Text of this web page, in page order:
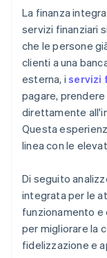
Implementa la
tua
La finanza
servizi finanziari
che le persone
clienti a una
esterna, iservizi
pagare,
direttamente
Questa
linea con le
Di seguito
integrata per le
funzionamento
per migliorare la
fidelizzazione e